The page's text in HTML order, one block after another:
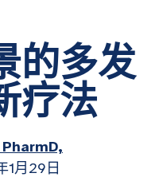
的多发
疗法
1月29日